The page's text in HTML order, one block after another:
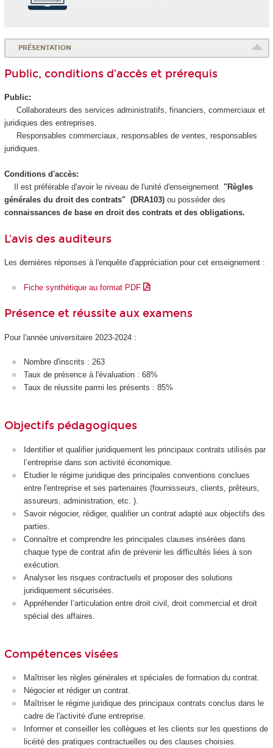
PRÉSENTATION
Public, conditions d’accès et prérequis
Public:
Collaborateurs des services administratifs, financiers, commerciaux et
juridiques des entreprises.
Responsables commerciaux, responsables de ventes, responsables
juridiques.
Conditions d'accès:
Il est préférable d'avoir le niveau de l'unité d'enseignement "Règles
générales du droit des contrats" (DRA103) ou posséder des
connaissances de base en droit des contrats et des obligations.
L'avis des auditeurs
Les dernières réponses à l'enquête d'appréciation pour cet enseignement :
Fiche synthétique au format PDF
Présence et réussite aux examens
Pour l'année universitaire 2023-2024 :
Nombre d'inscrits : 263
Taux de présence à l'évaluation : 68%
Taux de réussite parmi les présents : 85%
Objectifs pédagogiques
Identifier et qualifier juridiquement les principaux contrats utilisés par
l’entreprise dans son activité économique.
Etudier le régime juridique des principales conventions conclues
entre l'entreprise et ses partenaires (fournisseurs, clients, prêteurs,
assureurs, administration, etc. ).
Savoir négocier, rédiger, qualifier un contrat adapté aux objectifs des
parties.
Connaître et comprendre les principales clauses insérées dans
chaque type de contrat afin de prévenir les difficultés liées à son
exécution.
Analyser les risques contractuels et proposer des solutions
juridiquement sécurisées.
Appréhender l’articulation entre droit civil, droit commercial et droit
spécial des affaires.
Compétences visées
Maîtriser les règles générales et spéciales de formation du contrat.
Négocier et rédiger un contrat.
Maîtriser le régime juridique des principaux contrats conclus dans le
cadre de l'activité d'une entreprise.
Informer et conseiller les collègues et les clients sur les questions de
licéité des pratiques contractuelles ou des clauses choisies.